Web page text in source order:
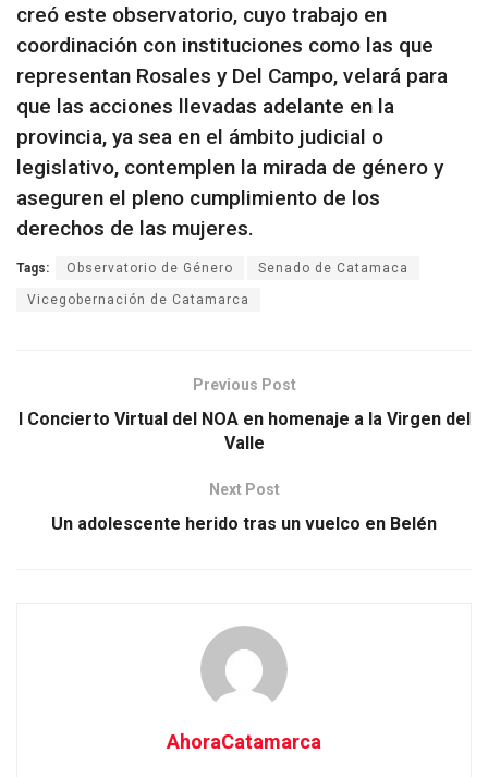
creó este observatorio, cuyo trabajo en
coordinación con instituciones como las que
representan Rosales y Del Campo, velará para
que las acciones llevadas adelante en la
provincia, ya sea en el ámbito judicial o
legislativo, contemplen la mirada de género y
aseguren el pleno cumplimiento de los
derechos de las mujeres.
Tags: Observatorio de Género Senado de Catamaca
Vicegobernación de Catamarca
Previous Post
I Concierto Virtual del NOA en homenaje a la Virgen del
Valle
Next Post
Un adolescente herido tras un vuelco en Belén
AhoraCatamarca